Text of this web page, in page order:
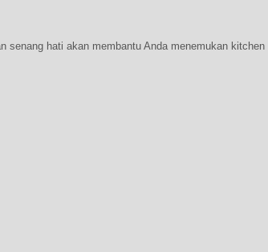
senang hati akan membantu Anda menemukan kitchen